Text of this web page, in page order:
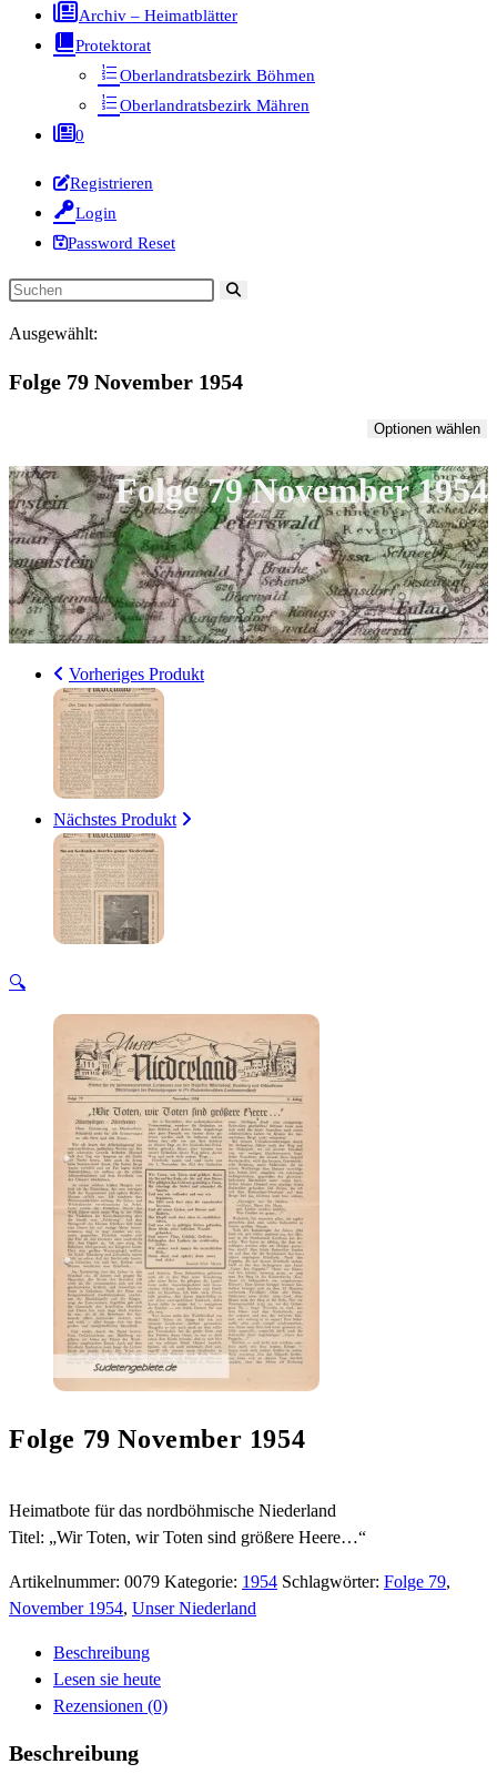
Archiv – Heimatblätter
Protektorat
Oberlandratsbezirk Böhmen
Oberlandratsbezirk Mähren
0
Registrieren
Login
Password Reset
Diese
durchsuchen
Ausgewählt:
Folge 79 November 1954
Optionen wählen
Folge 79 November 1954
Vorheriges Produkt
Nächstes Produkt
🔍
Folge 79 November 1954
Heimatbote für das nordböhmische Niederland
Titel: „Wir Toten, wir Toten sind größere Heere…“
Artikelnummer: 0079 Kategorie: 1954 Schlagwörter: Folge 79,
November 1954, Unser Niederland
Beschreibung
Lesen sie heute
Rezensionen (0)
Beschreibung